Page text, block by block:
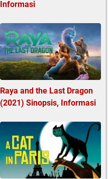
Informasi
Raya and the Last Dragon
(2021) Sinopsis, Informasi